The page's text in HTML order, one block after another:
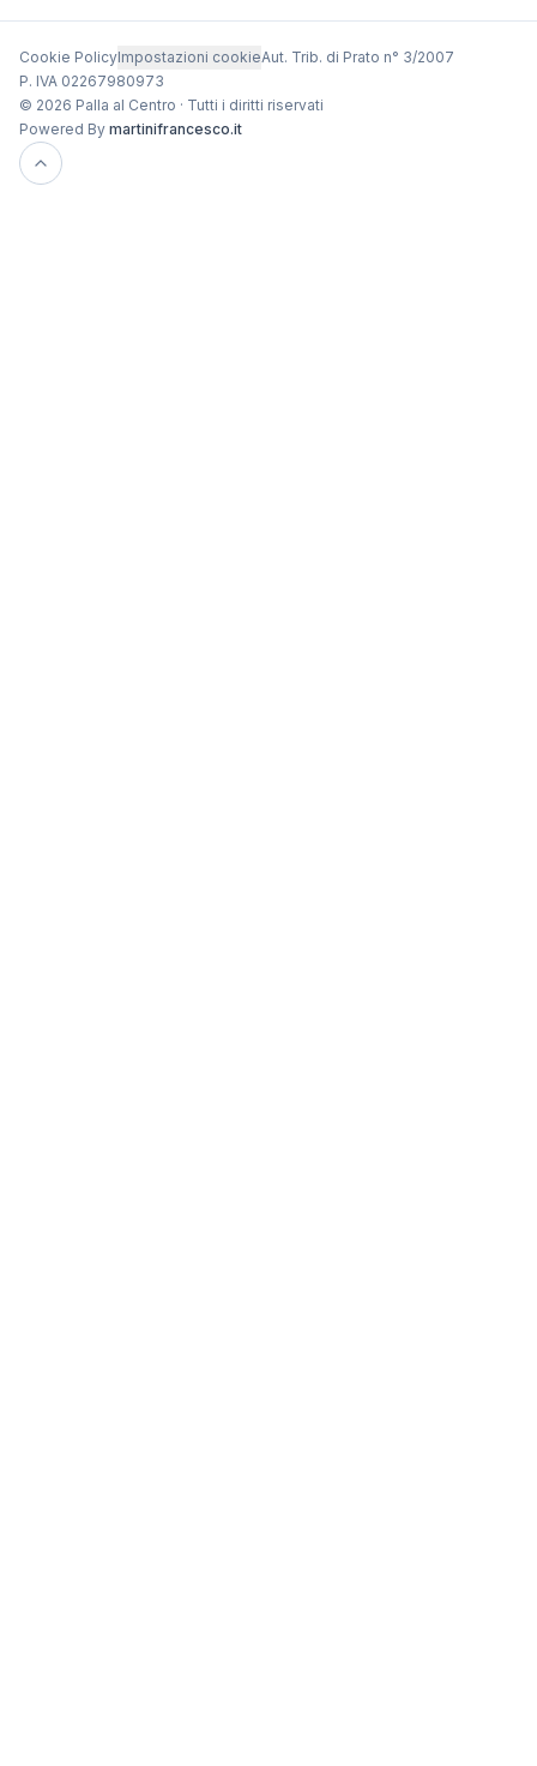
Cookie PolicyImpostazioni cookieAut. Trib. di Prato n° 3/2007
P. IVA 02267980973
© 2026 Palla al Centro · Tutti i diritti riservati
Powered By martinifrancesco.it